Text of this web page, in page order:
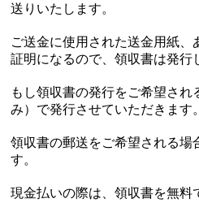
送りいたします。
ご送金に使用された送金用紙
証明になるので、領収書は発行
もし領収書の発行をご希望され
み）で発行させていただきます。
領収書の郵送をご希望される場
す。
現金払いの際は、領収書を無料